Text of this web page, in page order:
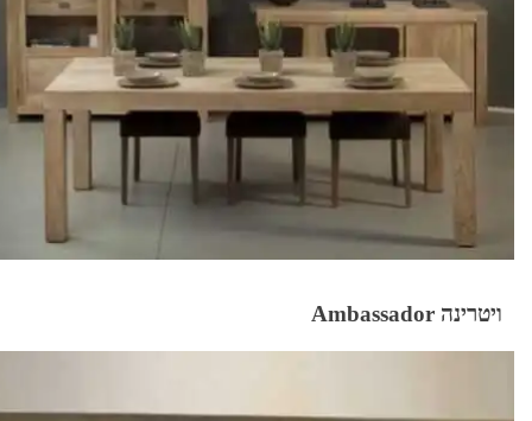
ויטרינה Ambassador